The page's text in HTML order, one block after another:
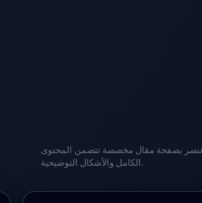
بصفحة مقال مخصصة تتضمن المحتوى
الكامل والأشكال التوضيحية.